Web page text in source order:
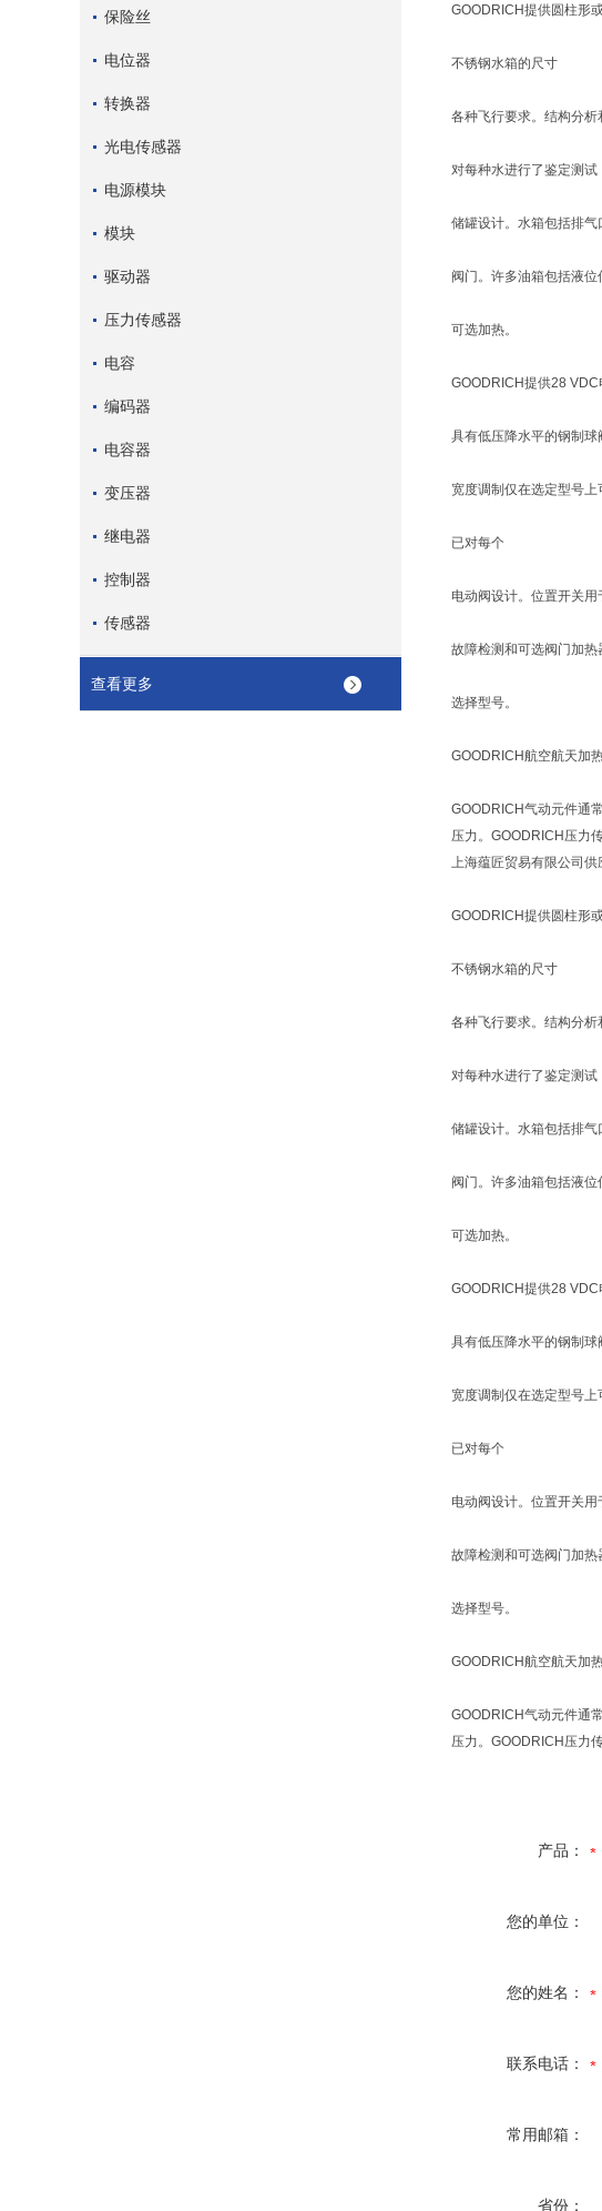
保险丝
电位器
转换器
光电传感器
电源模块
模块
驱动器
压力传感器
电容
编码器
电容器
变压器
继电器
控制器
传感器
查看更多
GOODRICH提供圆柱形
不锈钢水箱的尺寸
各种飞行要求。结构分析
对每种水进行了鉴定测试
储罐设计。水箱包括排气
阀门。许多油箱包括液位
可选加热。
GOODRICH提供28 VDC
具有低压降水平的钢制球
宽度调制仅在选定型号上
已对每个
电动阀设计。位置开关用
故障检测和可选阀门加热
选择型号。
GOODRICH航空航天加
GOODRICH气动元件通
压力。GOODRICH压力
上海蕴匠贸易有限公司供
GOODRICH提供圆柱形
不锈钢水箱的尺寸
各种飞行要求。结构分析
对每种水进行了鉴定测试
储罐设计。水箱包括排气
阀门。许多油箱包括液位
可选加热。
GOODRICH提供28 VDC
具有低压降水平的钢制球
宽度调制仅在选定型号上
已对每个
电动阀设计。位置开关用
故障检测和可选阀门加热
选择型号。
GOODRICH航空航天加
GOODRICH气动元件通
压力。GOODRICH压力
产品：
您的单位：
您的姓名：
联系电话：
常用邮箱：
省份：